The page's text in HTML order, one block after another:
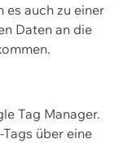
es auch zu einer
Daten an die
Tag Manager.
über eine